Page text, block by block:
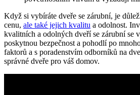
Když si vybíráte dveře se zárubní, je
cenu, ale také jejich kvalitu a odolnost.
kvalitních a odolných dveří se zárubní se
poskytnou bezpečnost a pohodlí po
faktorů a s poradenstvím odborníků na
správné dveře pro váš domov.